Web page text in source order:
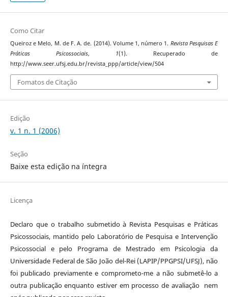
Como Citar
Queiroz e Melo, M. de F. A. de. (2014). Volume 1, número 1. Revista Pesquisas E
Práticas Psicossociais, 1(1). Recuperado de
http://www.seer.ufsj.edu.br/revista_ppp/article/view/504
Fomatos de Citação
Edição
v. 1 n. 1 (2006)
Seção
Baixe esta edição na íntegra
Licença
Declaro que o trabalho submetido à Revista Pesquisas e Práticas
Psicossociais, mantido pelo Laboratório de Pesquisa e Intervenção
Psicossocial e pelo Programa de Mestrado em Psicologia da
Universidade Federal de São João del-Rei (LAPIP/PPGPSI/UFSJ), não
foi publicado previamente e comprometo-me a não submetê-lo a
outra publicação enquanto estiver em processo de avaliação nem